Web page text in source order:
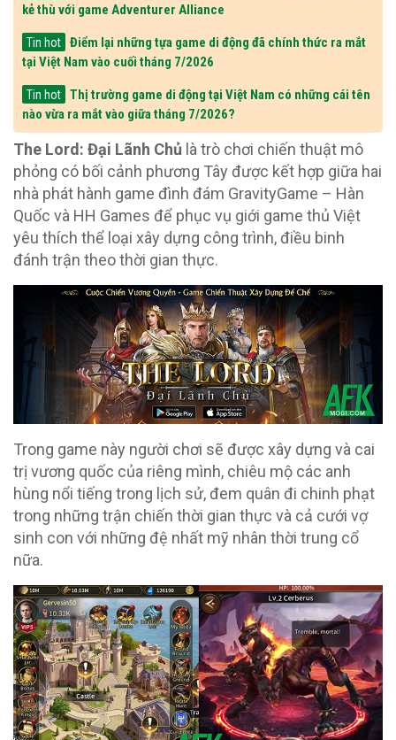
kẻ thù với game Adventurer Alliance
Tin hot
Điểm lại những tựa game di động đã chính thức ra mắt
tại Việt Nam vào cuối tháng 7/2026
Tin hot
Thị trường game di động tại Việt Nam có những cái tên
nào vừa ra mắt vào giữa tháng 7/2026?
The Lord: Đại Lãnh Chủ là trò chơi chiến thuật mô
phỏng có bối cảnh phương Tây được kết hợp giữa hai
nhà phát hành game đình đám GravityGame – Hàn
Quốc và HH Games để phục vụ giới game thủ Việt
yêu thích thể loại xây dựng công trình, điều binh
đánh trận theo thời gian thực.
Trong game này người chơi sẽ được xây dựng và cai
trị vương quốc của riêng mình, chiêu mộ các anh
hùng nổi tiếng trong lịch sử, đem quân đi chinh phạt
trong những trận chiến thời gian thực và cả cưới vợ
sinh con với những đệ nhất mỹ nhân thời trung cổ
nữa.